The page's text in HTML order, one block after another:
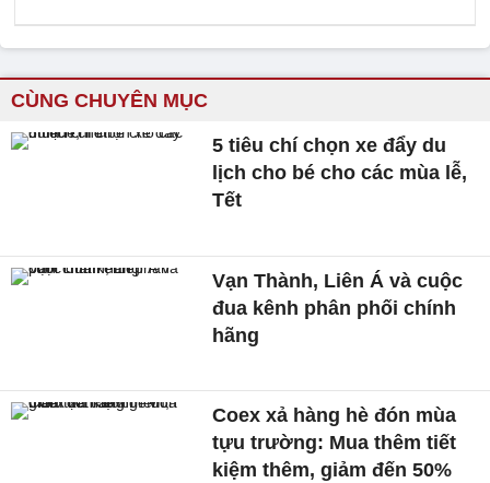
CÙNG CHUYÊN MỤC
5 tiêu chí chọn xe đẩy du
lịch cho bé cho các mùa lễ,
Tết
Vạn Thành, Liên Á và cuộc
đua kênh phân phối chính
hãng
Coex xả hàng hè đón mùa
tựu trường: Mua thêm tiết
kiệm thêm, giảm đến 50%